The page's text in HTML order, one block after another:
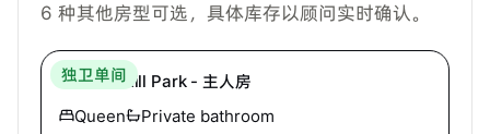
6 种其他房型可选，具体库存以顾问实时确认。
独卫单间
Hei Homes
Holland Hill Park - 主人房
Queen
Private bathroom